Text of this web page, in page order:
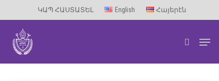
main
content
ԿԱՊ ՀԱՍՏԱՏԵԼ English Հայերէն
search